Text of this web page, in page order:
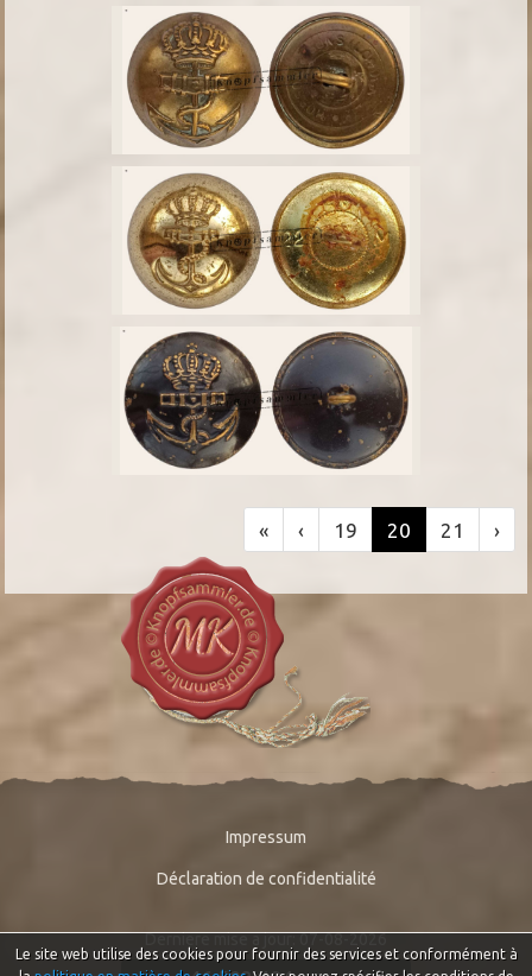
« ‹ 19 20 21 ›
Impressum
Déclaration de confidentialité
Derniere mise a jour: 07-08-2026
Le site web utilise des cookies pour fournir des services et conformément à